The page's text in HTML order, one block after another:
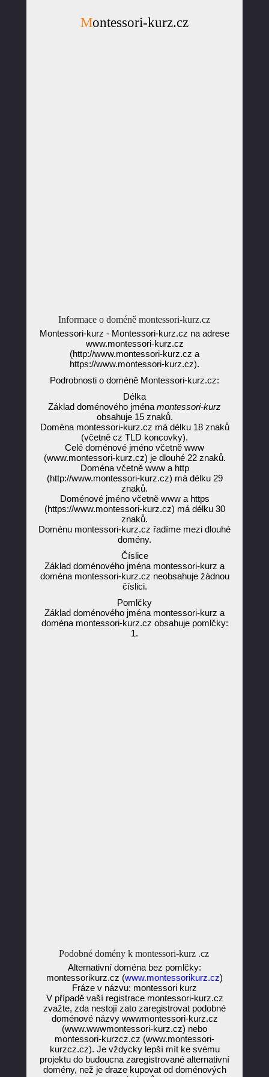
Montessori-kurz.cz
Informace o doméně montessori-kurz.cz
Montessori-kurz - Montessori-kurz.cz na adrese
www.montessori-kurz.cz
(http://www.montessori-kurz.cz a
https://www.montessori-kurz.cz).
Podrobnosti o doméně Montessori-kurz.cz:
Délka
Základ doménového jména montessori-kurz
obsahuje 15 znaků.
Doména montessori-kurz.cz má délku 18 znaků
(včetně cz TLD koncovky).
Celé doménové jméno včetně www
(www.montessori-kurz.cz) je dlouhé 22 znaků.
Doména včetně www a http
(http://www.montessori-kurz.cz) má délku 29
znaků.
Doménové jméno včetně www a https
(https://www.montessori-kurz.cz) má délku 30
znaků.
Doménu montessori-kurz.cz řadíme mezi dlouhé
domény.
Číslice
Základ doménového jména montessori-kurz a
doména montessori-kurz.cz neobsahuje žádnou
číslici.
Pomlčky
Základ doménového jména montessori-kurz a
doména montessori-kurz.cz obsahuje pomlčky:
1.
Podobné domény k montessori-kurz .cz
Alternativní doména bez pomlčky:
montessorikurz.cz (www.montessorikurz.cz)
Fráze v názvu: montessori kurz
V případě vaší registrace montessori-kurz.cz
zvažte, zda nestojí zato zaregistrovat podobné
doménové názvy wwwmontessori-kurz.cz
(www.wwwmontessori-kurz.cz) nebo
montessori-kurzcz.cz (www.montessori-
kurzcz.cz). Je vždycky lepší mít ke svému
projektu do budoucna zaregistrované alternativní
domény, než je draze kupovat od doménových